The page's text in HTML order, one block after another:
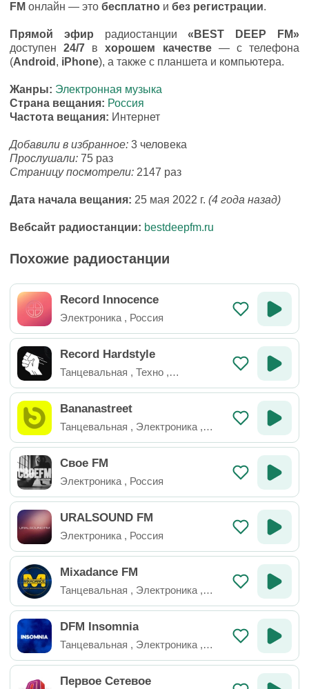
FM онлайн — это бесплатно и без регистрации.
Прямой эфир радиостанции«BEST DEEP FM»
доступен24/7 вхорошем качестве— с телефона
(Android , iPhone), а также с планшета и компьютера.
Жанры: Электронная музыка
Страна вещания: Россия
Частота вещания: Интернет
Добавили в избранное: 3 человека
Прослушали: 75 раз
Страницу посмотрели: 2147 раз
Дата начала вещания: 25 мая 2022 г. (4 года назад)
Вебсайт радиостанции: bestdeepfm.ru
Похожие радиостанции
Record Innocence
Электроника , Россия
Record Hardstyle
Танцевальная , Техно ,
Электроника,Россия
Bananastreet
Танцевальная , Электроника ,
Россия
Свое FM
Электроника , Россия
URALSOUND FM
Электроника , Россия
Mixadance FM
Танцевальная , Электроника ,
Россия
DFM Insomnia
Танцевальная , Электроника ,
Россия
Первое Сетевое